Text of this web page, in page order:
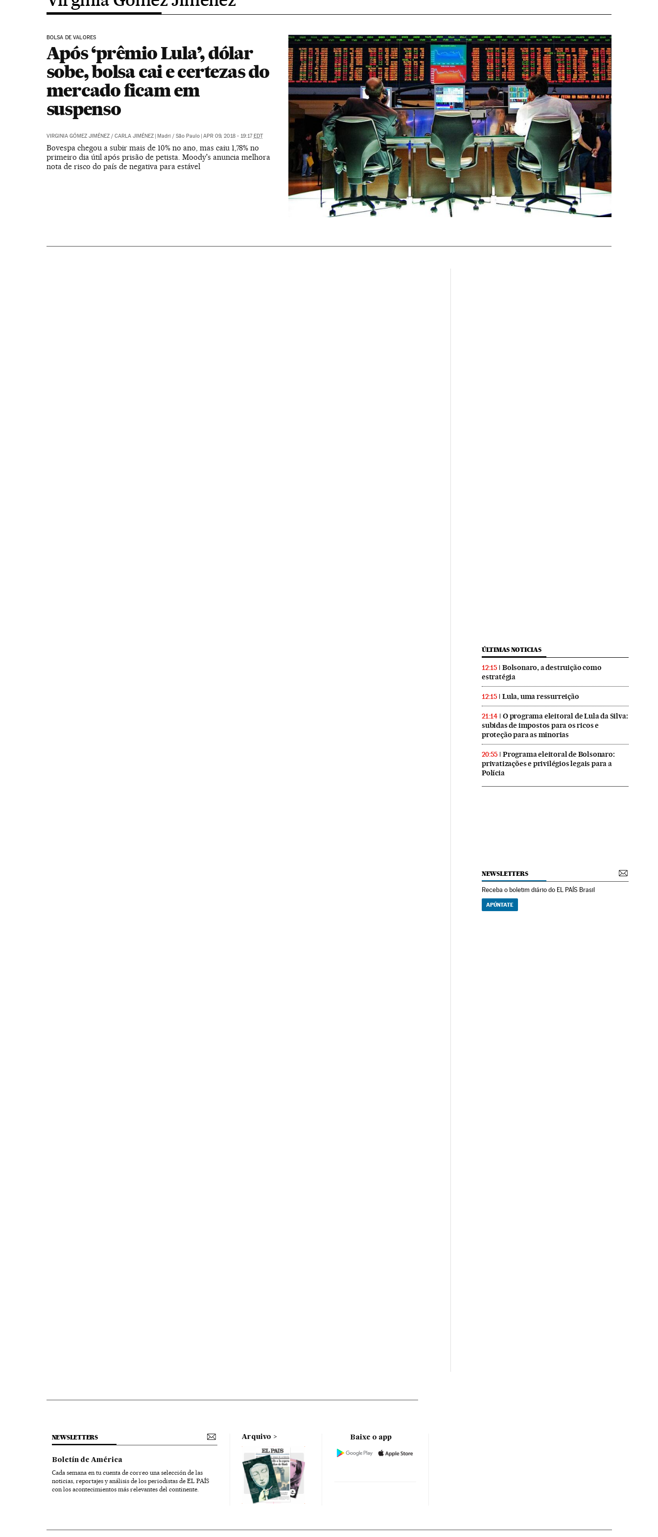
BOLSA DE VALORES
Após ‘prêmio Lula’, dólar
sobe, bolsa cai e certezas do
mercado ficam em
suspenso
VIRGINIA GÓMEZ JIMÉNEZ/ CARLA JIMÉNEZ | Madri / São Paulo | APR 09, 2018 - 19:17EDT
Bovespa chegou a subir mais de 10% no ano, mas caiu 1,78% no
primeiro dia útil após prisão de petista. Moody's anuncia melhora
nota de risco do país de negativa para estável
ÚLTIMAS NOTICIAS
12:15
Bolsonaro, a destruição como
estratégia
12:15 Lula, uma ressurreição
21:14
O programa eleitoral de Lula da Silva:
subidas de impostos para os ricos e
proteção para as minorias
20:55
Programa eleitoral de Bolsonaro:
privatizações e privilégios legais para a
Polícia
NEWSLETTERS
Receba o boletim diário do EL PAÍS Brasil
APÚNTATE
NEWSLETTERS
Boletín de América
Cada semana en tu cuenta de correo una selección de las
noticias, reportajes y análisis de los periodistas de EL PAÍS
con los acontecimientos más relevantes del continente.
Arquivo Baixe o app